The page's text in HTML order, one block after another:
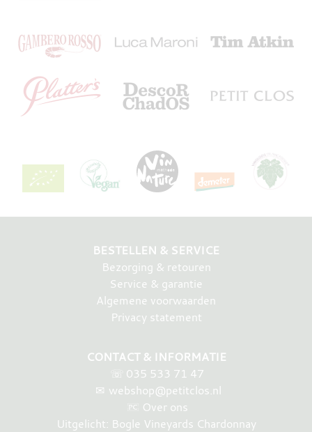
BESTELLEN & SERVICE
Bezorging & retouren
Service & garantie
Algemene voorwaarden
Privacy statement
CONTACT & INFORMATIE
☏ 035 533 71 47
✉ webshop@petitclos.nl
Over ons
Uitgelicht: Bogle Vineyards Chardonnay